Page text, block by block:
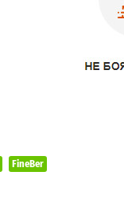
FineBer